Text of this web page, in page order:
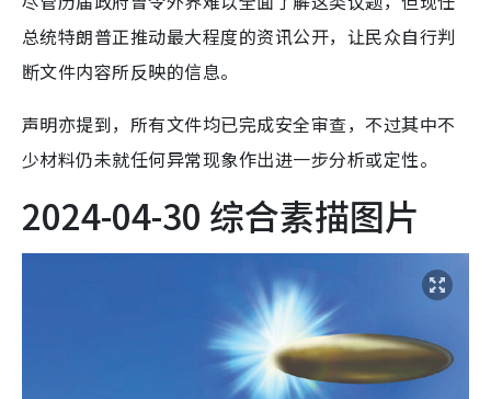
总统特朗普正推动最大程度的资讯公开，让民众自行判
断文件内容所反映的信息。
声明亦提到，所有文件均已完成安全审查，不过其中不
少材料仍未就任何异常现象作出进一步分析或定性。
2024-04-30 综合素描图片